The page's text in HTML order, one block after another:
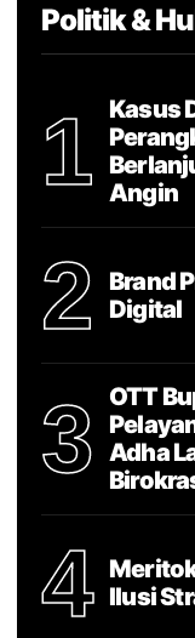
Politik &
1
Kasus
Angin
2
Brand
Digital
3
OTT
Adha
4
Ilusi